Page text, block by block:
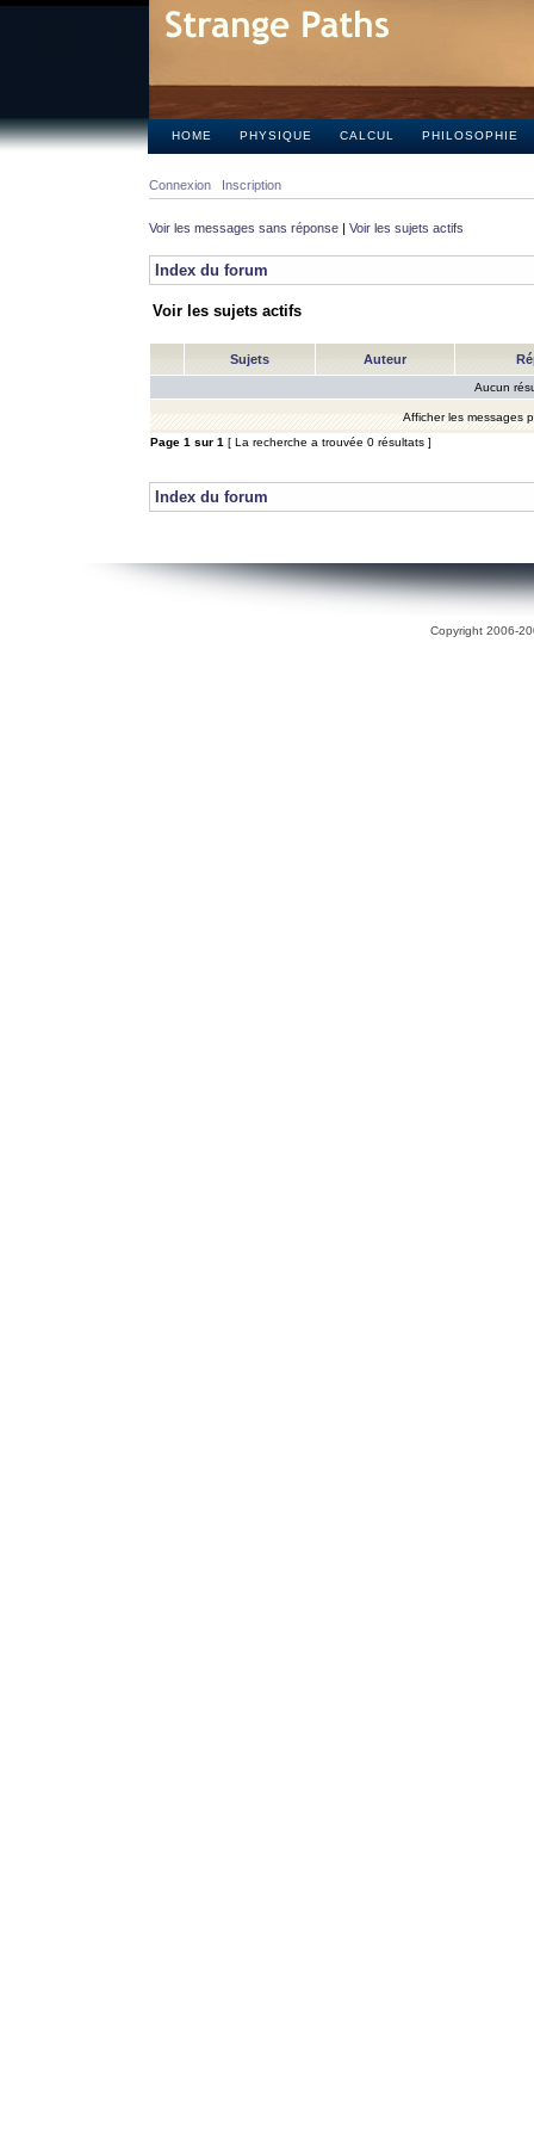
HOME PHYSIQUE CALCUL PHILOSOPHIE
Connexion Inscription
Voir les messages sans réponse | Voir les sujets actifs
Index du forum
Voir les sujets actifs
Sujets Auteur
Aucun
Afficher les messages
Page 1 sur 1 [ La recherche a trouvée 0 résultats ]
Index du forum
Copyright 2006-